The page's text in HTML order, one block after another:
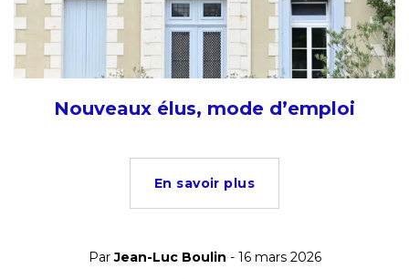
Nouveaux élus, mode d’emploi
En savoir plus
ParJean-Luc Boulin - 16 mars 2026